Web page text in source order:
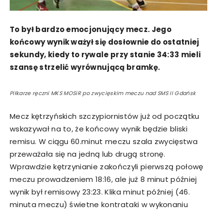
To był bardzo emocjonujący mecz. Jego
końcowy wynik ważył się dosłownie do ostatniej
sekundy, kiedy to rywale przy stanie 34:33 mieli
szansę strzelić wyrównującą bramkę.
Piłkarze ręczni MKS MOSiR po zwycięskim meczu nad SMS II Gdańsk
Mecz kętrzyńskich szczypiornistów już od początku
wskazywał na to, że końcowy wynik będzie bliski
remisu. W ciągu 60.minut meczu szala zwycięstwa
przeważała się na jedną lub drugą stronę.
Wprawdzie kętrzynianie zakończyli pierwszą połowę
meczu prowadzeniem 18:16, ale już 8 minut później
wynik był remisowy 23:23. Klika minut później (46.
minuta meczu) świetne kontrataki w wykonaniu